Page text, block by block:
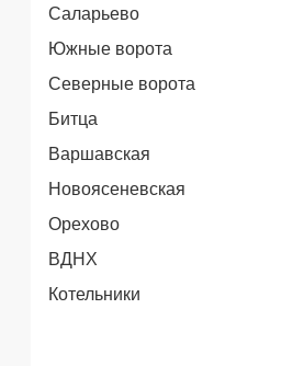
Саларьево
Южные ворота
Северные ворота
Битца
Варшавская
Новоясеневская
Орехово
ВДНХ
Котельники